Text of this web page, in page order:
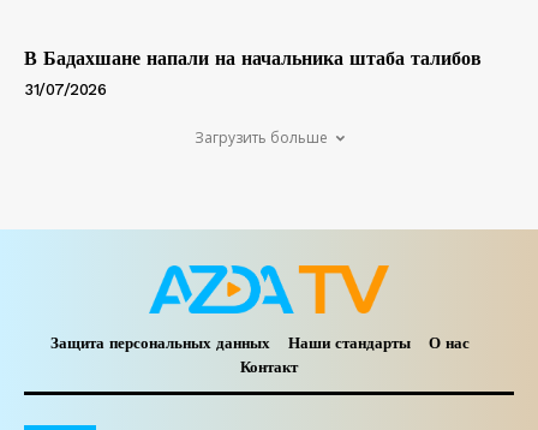
В Бадахшане напали на начальника штаба талибов
31/07/2026
Загрузить больше
Защита персональных данных Наши стандарты
О нас
Контакт